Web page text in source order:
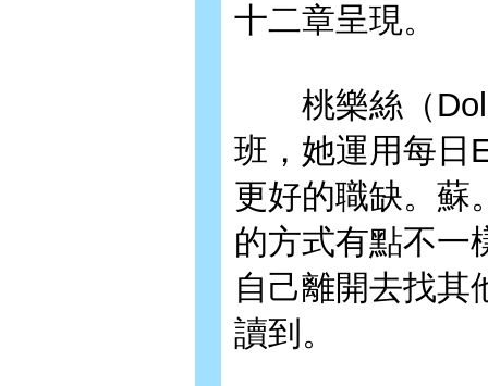
十二章呈現。
桃樂絲（
班，她運用每日
更好的職缺。蘇
的方式有點不一
自己離開去找其
讀到。